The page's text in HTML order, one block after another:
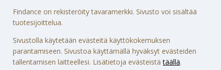
Findance on rekisteröity tavaramerkki. Sivusto voi sisältää
tuotesijoittelua.
Sivustolla käytetään evästeitä käyttökokemuksen
parantamiseen. Sivustoa käyttämällä hyväksyt evästeiden
tallentamisen laitteellesi. Lisätietoja evästeistätäällä.